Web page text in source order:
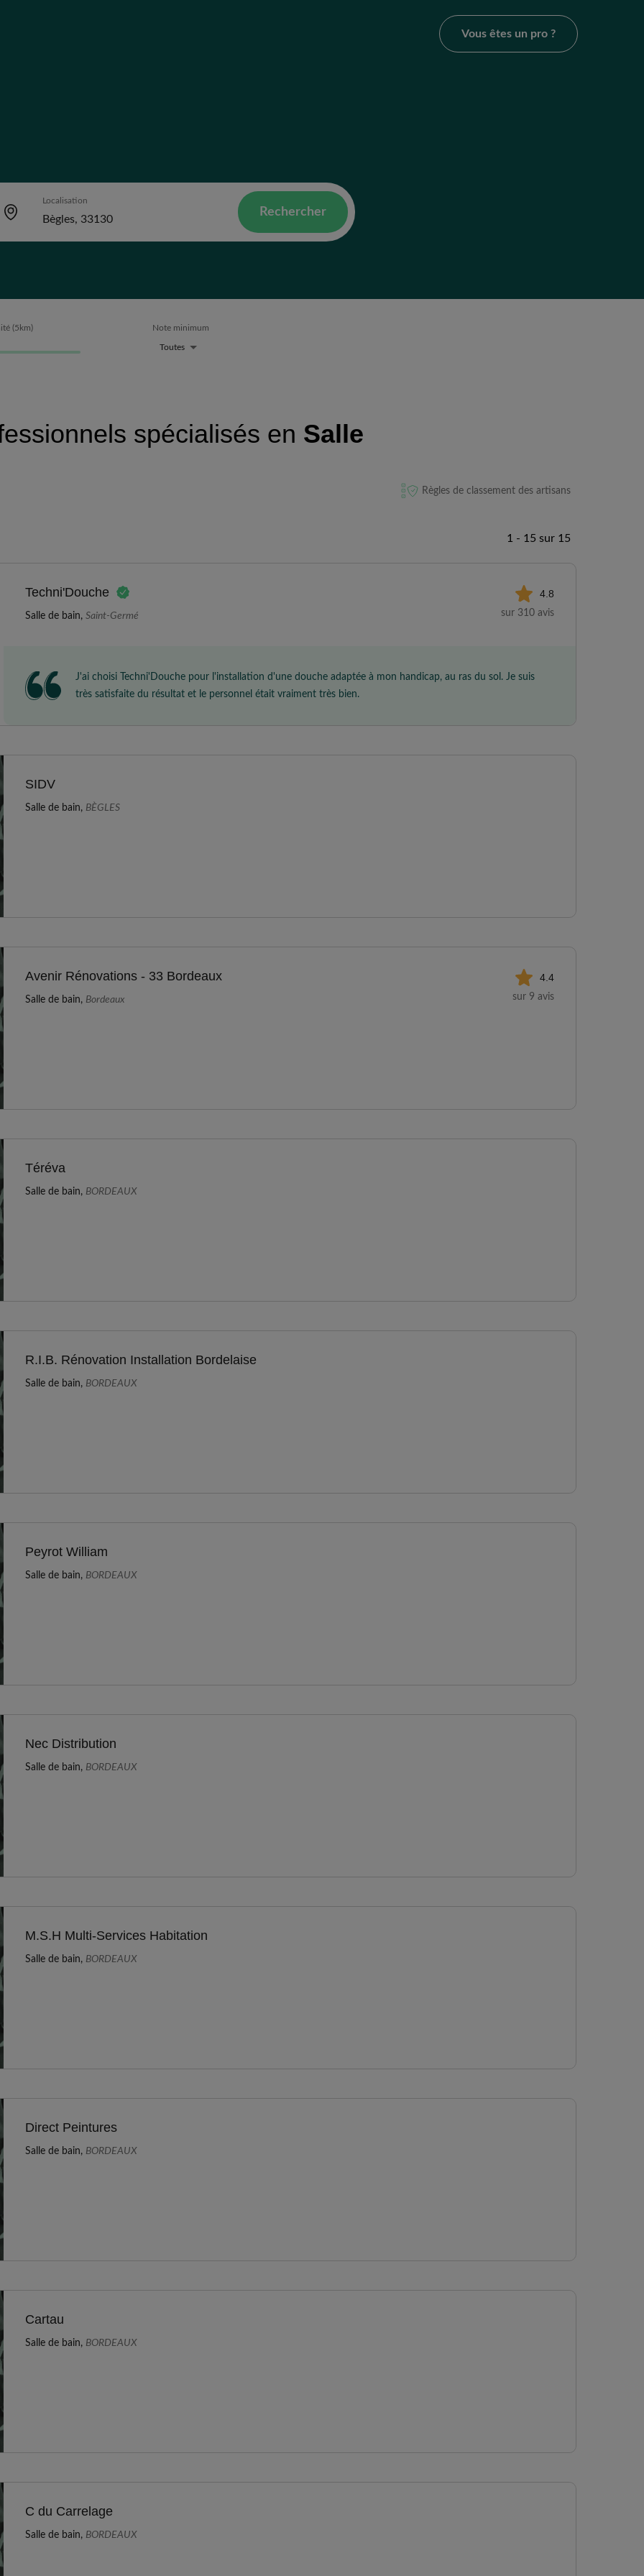
Vous êtes un pro ?
Localisation
Rechercher
(5 km) Note minimum
Toutes
spécialisés en Salle
Règles de classement des artisans
1 - 15 sur 15
Techni'Douche
Salle de bain, Saint-Germé
4.8
sur 310 avis
J'ai choisi Techni'Douche pour l'installation d'une douche adaptée à mon handicap, au ras du sol. Je suis
très satisfaite du résultat et le personnel était vraiment très bien.
SIDV
Salle de bain, BÈGLES
Avenir Rénovations - 33 Bordeaux
Salle de bain, Bordeaux
4.4
sur 9 avis
Téréva
Salle de bain, BORDEAUX
R.I.B. Rénovation Installation Bordelaise
Salle de bain, BORDEAUX
Peyrot William
Salle de bain, BORDEAUX
Nec Distribution
Salle de bain, BORDEAUX
M.S.H Multi-Services Habitation
Salle de bain, BORDEAUX
Direct Peintures
Salle de bain, BORDEAUX
Cartau
Salle de bain, BORDEAUX
C du Carrelage
Salle de bain, BORDEAUX